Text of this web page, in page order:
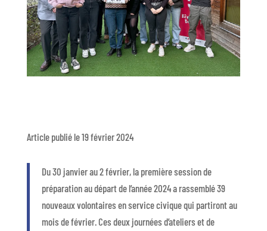
Article publié le 19 février 2024
Du 30 janvier au 2 février, la première session de
préparation au départ de l’année 2024 a rassemblé 39
nouveaux volontaires en service civique qui partiront au
mois de février. Ces deux journées d’ateliers et de